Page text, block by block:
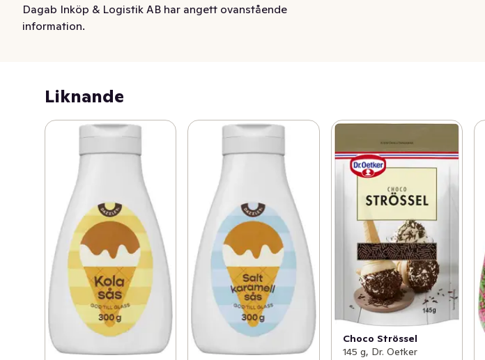
Dagab Inköp & Logistik AB har angett ovanstående
information.
Liknande
Choco Strössel
145 g, Dr. Oetker